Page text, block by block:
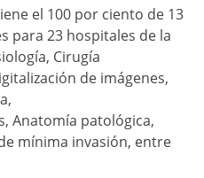
el 100 por ciento de 13
para 23 hospitales de la
Cirugía
de imágenes,
Anatomía patológica,
mínima invasión, entre